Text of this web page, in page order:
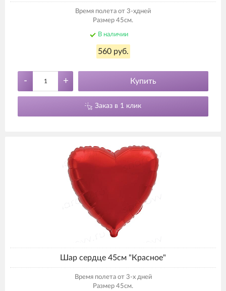
Время полета от 3-хдней
Размер 45см.
В наличии
560 руб.
- + Купить
Заказ в 1 клик
Шар сердце 45см "Красное"
Время полета от 3-х дней
Размер 45см.